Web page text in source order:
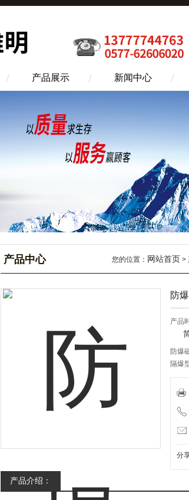
产品展示 新闻中心
产品中心 您的位置： 网站首页 >
防
产品
防爆
隔爆
由选
出
分
产品介绍：